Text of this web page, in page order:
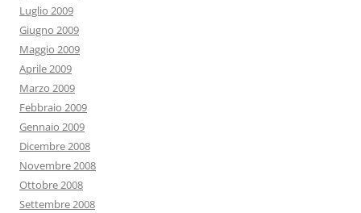
Luglio 2009
Giugno 2009
Maggio 2009
Aprile 2009
Marzo 2009
Febbraio 2009
Gennaio 2009
Dicembre 2008
Novembre 2008
Ottobre 2008
Settembre 2008